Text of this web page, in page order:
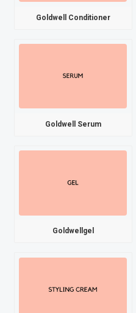
Goldwell Conditioner
Goldwell Serum
Goldwellgel